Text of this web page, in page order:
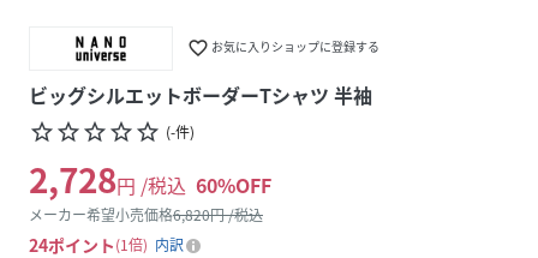
favorite_border お気に入りショップに登録する
ビッグシルエットボーダーTシャツ 半袖
star_borderstar_borderstar_borderstar_borderstar_border (-件)
2,728円 /税込 60%OFF
メーカー希望小売価格6,820円 /税込
24ポイント 1倍 内訳